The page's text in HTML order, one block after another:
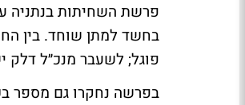
פרשת השחיתות בנתניה
בחשד למתן שוחד. בין
פוגל; לשעבר מנכ״ל דלק
בפרשה נחקרו גם מספר